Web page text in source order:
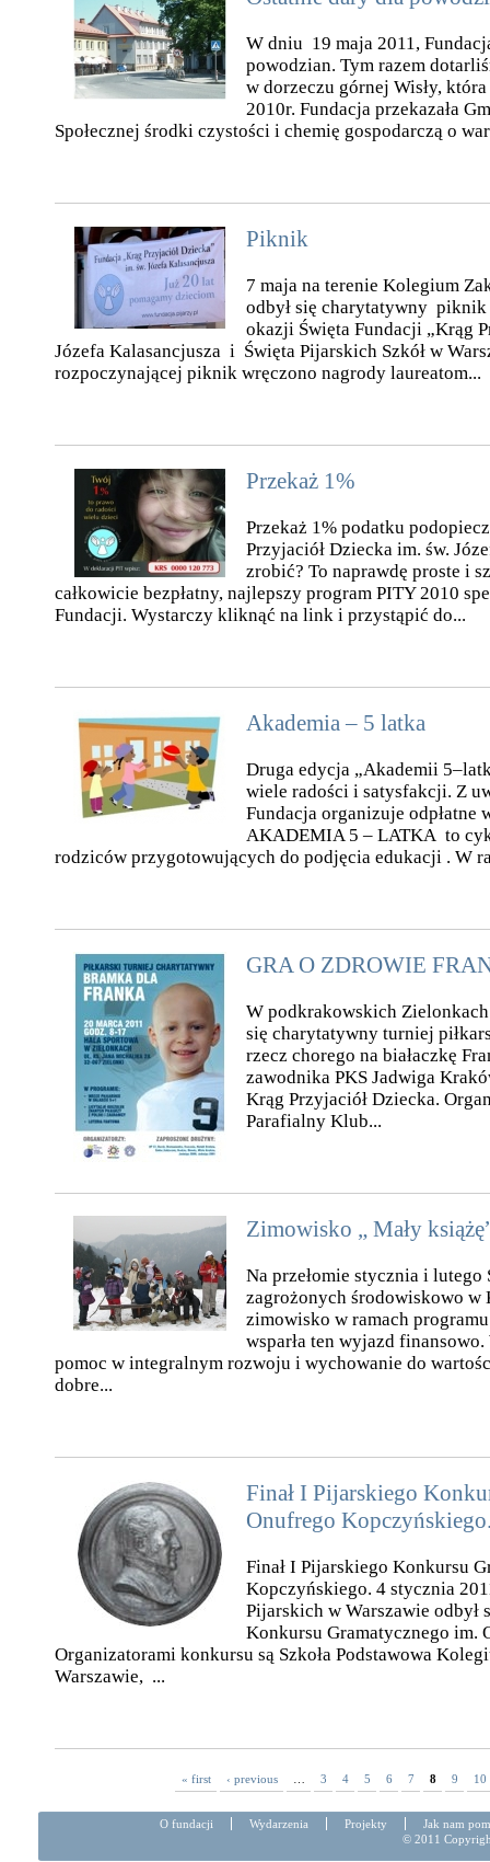
W dniu 19 maja 2011,
powodzian. Tym razem
w dorzeczu górnej Wisły,
2010r. Fundacja przekazała
Społecznej środki czystości i chemię gospodarczą o
Piknik
7 maja na terenie Kolegium
odbył się charytatywny
okazji Święta Fundacji „Krąg
Józefa Kalasancjusza i Święta Pijarskich Szkół w
rozpoczynającej piknik wręczono nagrody laureatom...
Przekaż 1%
Przekaż 1% podatku
Przyjaciół Dziecka im. św.
zrobić? To naprawdę proste i
całkowicie bezpłatny, najlepszy program PITY 2010
Fundacji. Wystarczy kliknąć na link i przystąpić do...
Akademia – 5 latka
Druga edycja „Akademii
wiele radości i satysfakcji. Z
Fundacja organizuje odpłatne
AKADEMIA 5 – LATKA to
rodziców przygotowujących do podjęcia edukacji . W
GRA O ZDROWIE
W podkrakowskich
się charytatywny turniej
rzecz chorego na białaczkę
zawodnika PKS Jadwiga
Krąg Przyjaciół Dziecka.
Parafialny Klub...
Zimowisko „ Mały
Na przełomie stycznia i
zagrożonych środowiskowo w
zimowisko w ramach
wsparła ten wyjazd
pomoc w integralnym rozwoju i wychowanie do
dobre...
Finał I Pijarskiego
Onufrego
Finał I Pijarskiego Konkursu
Kopczyńskiego. 4 stycznia
Pijarskich w Warszawie odbył
Konkursu Gramatycznego im.
Organizatorami konkursu są Szkoła Podstawowa
Warszawie, ...
« first ‹ previous 3 4 5 6 7 8 9 10
O fundacji Wydarzenia Projekty
Jak nam
© 2011